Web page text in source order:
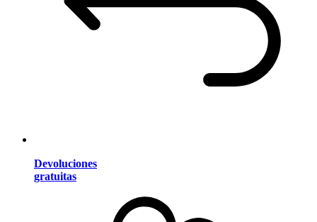
Devoluciones
gratuitas